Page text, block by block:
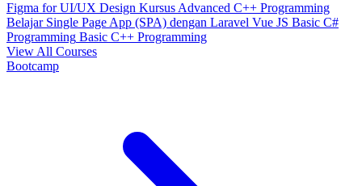
Figma for UI/UX Design Kursus Advanced C++ Programming
Belajar Single Page App (SPA) dengan Laravel Vue JS Basic C#
Programming Basic C++ Programming
View All Courses
Bootcamp